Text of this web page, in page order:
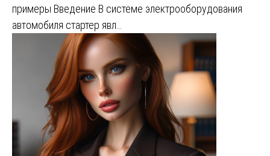
примеры Введение В системе электрооборудования
автомобиля стартер явл…